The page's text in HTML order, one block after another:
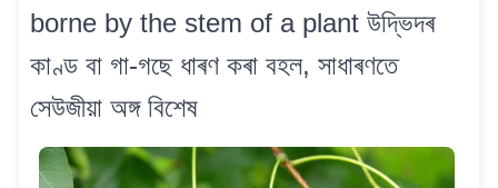
borne by the stem of a plant উদ্ভিদৰ
কাণ্ড বা গা-গছে ধাৰণ কৰা বহল, সাধাৰণতে
সেউজীয়া অঙ্গ বিশেষ